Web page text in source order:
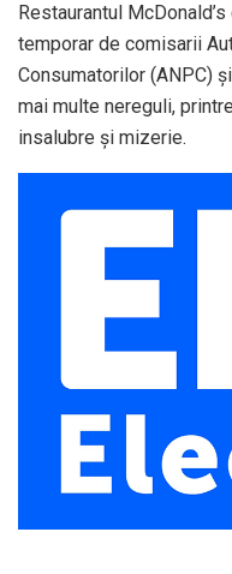
Restaurantul
temporar de comisarii
Consumatorilor (ANPC)
mai multe nereguli,
insalubre şi mizerie.